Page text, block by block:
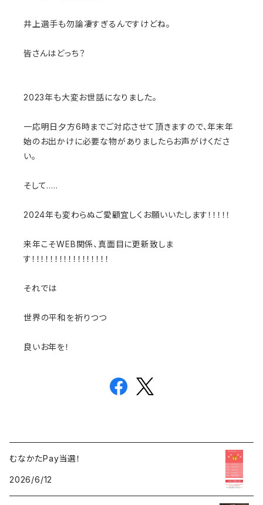
井上選手も勿論凄すぎるんですけどね。
皆さんはどっち？
2023年も大変お世話になりました。
一応明日夕方6時までご対応させて頂きますので、年末年
始のお出かけに必要な物がありましたらお声がけくださ
い。
そして.....
2024年も変わらぬご愛顧宜しくお願いいたします！！！！！
来年こそWEB関係、真面目に更新致しま
す！！！！！！！！！！！！！！！！！
それでは
世界の平和を祈りつつ
良いお年を！
むなかたPay当選！
2026/6/12